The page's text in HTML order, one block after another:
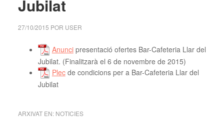
Jubilat
27/10/2015 POR USER
Anuncipresentació ofertes Bar-Cafeteria Llar del
Jubilat. (Finalitzarà el 6 de novembre de 2015)
Plecde condicions per a Bar-Cafeteria Llar del
Jubilat
ARXIVAT EN: NOTICIES